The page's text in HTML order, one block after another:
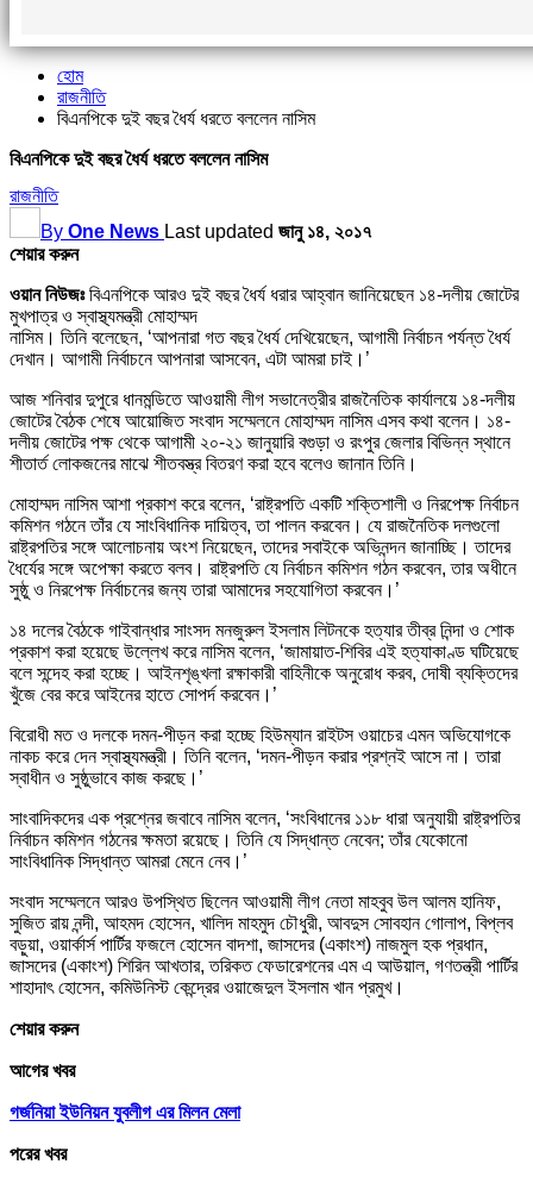
হোম
রাজনীতি
বিএনপিকে দুই বছর ধৈর্য ধরতে বললেন নাসিম
বিএনপিকে দুই বছর ধৈর্য ধরতে বললেন নাসিম
রাজনীতি
By One News Last updated জানু ১৪, ২০১৭
শেয়ার করুন
ওয়ান নিউজঃবিএনপিকে আরও দুই বছর ধৈর্য ধরার আহ্বান জানিয়েছেন ১৪-দলীয় জোটের
মুখপাত্র ও স্বাস্থ্যমন্ত্রী মোহাম্মদ
নাসিম। তিনি বলেছেন, ‘আপনারা গত বছর ধৈর্য দেখিয়েছেন, আগামী নির্বাচন পর্যন্ত ধৈর্য
দেখান। আগামী নির্বাচনে আপনারা আসবেন, এটা আমরা চাই।’
আজ শনিবার দুপুরে ধানমন্ডিতে আওয়ামী লীগ সভানেত্রীর রাজনৈতিক কার্যালয়ে ১৪-দলীয়
জোটের বৈঠক শেষে আয়োজিত সংবাদ সম্মেলনে মোহাম্মদ নাসিম এসব কথা বলেন। ১৪-
দলীয় জোটের পক্ষ থেকে আগামী ২০-২১ জানুয়ারি বগুড়া ও রংপুর জেলার বিভিন্ন স্থানে
শীতার্ত লোকজনের মাঝে শীতবস্ত্র বিতরণ করা হবে বলেও জানান তিনি।
মোহাম্মদ নাসিম আশা প্রকাশ করে বলেন, ‘রাষ্ট্রপতি একটি শক্তিশালী ও নিরপেক্ষ নির্বাচন
কমিশন গঠনে তাঁর যে সাংবিধানিক দায়িত্ব, তা পালন করবেন। যে রাজনৈতিক দলগুলো
রাষ্ট্রপতির সঙ্গে আলোচনায় অংশ নিয়েছেন, তাদের সবাইকে অভিনন্দন জানাচ্ছি। তাদের
ধৈর্যের সঙ্গে অপেক্ষা করতে বলব। রাষ্ট্রপতি যে নির্বাচন কমিশন গঠন করবেন, তার অধীনে
সুষ্ঠু ও নিরপেক্ষ নির্বাচনের জন্য তারা আমাদের সহযোগিতা করবেন।’
১৪ দলের বৈঠকে গাইবান্ধার সাংসদ মনজুরুল ইসলাম লিটনকে হত্যার তীব্র নিন্দা ও শোক
প্রকাশ করা হয়েছে উল্লেখ করে নাসিম বলেন, ‘জামায়াত-শিবির এই হত্যাকাণ্ড ঘটিয়েছে
বলে সন্দেহ করা হচ্ছে। আইনশৃঙ্খলা রক্ষাকারী বাহিনীকে অনুরোধ করব, দোষী ব্যক্তিদের
খুঁজে বের করে আইনের হাতে সোপর্দ করবেন।’
বিরোধী মত ও দলকে দমন-পীড়ন করা হচ্ছে হিউম্যান রাইটস ওয়াচের এমন অভিযোগকে
নাকচ করে দেন স্বাস্থ্যমন্ত্রী। তিনি বলেন, ‘দমন-পীড়ন করার প্রশ্নই আসে না। তারা
স্বাধীন ও সুষ্ঠুভাবে কাজ করছে।’
সাংবাদিকদের এক প্রশ্নের জবাবে নাসিম বলেন, ‘সংবিধানের ১১৮ ধারা অনুযায়ী রাষ্ট্রপতির
নির্বাচন কমিশন গঠনের ক্ষমতা রয়েছে। তিনি যে সিদ্ধান্ত নেবেন; তাঁর যেকোনো
সাংবিধানিক সিদ্ধান্ত আমরা মেনে নেব।’
সংবাদ সম্মেলনে আরও উপস্থিত ছিলেন আওয়ামী লীগ নেতা মাহবুব উল আলম হানিফ,
সুজিত রায় নন্দী, আহমদ হোসেন, খালিদ মাহমুদ চৌধুরী, আবদুস সোবহান গোলাপ, বিপ্লব
বড়ুয়া, ওয়ার্কার্স পার্টির ফজলে হোসেন বাদশা, জাসদের (একাংশ) নাজমুল হক প্রধান,
জাসদের (একাংশ) শিরিন আখতার, তরিকত ফেডারেশনের এম এ আউয়াল, গণতন্ত্রী পার্টির
শাহাদাৎ হোসেন, কমিউনিস্ট কেন্দ্রের ওয়াজেদুল ইসলাম খান প্রমুখ।
শেয়ার করুন
আগের খবর
গর্জনিয়া ইউনিয়ন যুবলীগ এর মিলন মেলা
পরের খবর